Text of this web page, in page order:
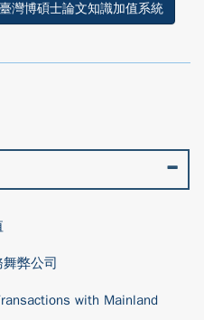
灣博碩士論文知識加值系統
弊公司
with Mainland